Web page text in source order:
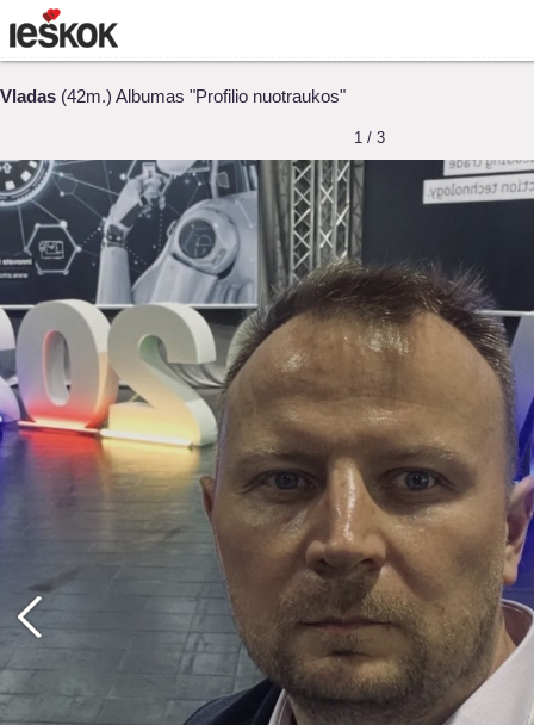
Vladas (42m.) Albumas "Profilio nuotraukos"
1 / 3